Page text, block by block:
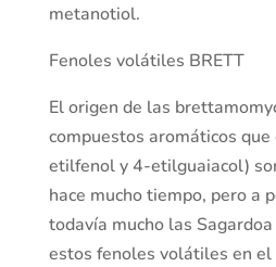
metanotiol.
Fenoles volátiles BRETT
El origen de las
compuestos aromáticos
etilfenol y 4-etilguaiacol)
hace mucho tiempo, pero a
todavía mucho las
estos fenoles volátiles en el